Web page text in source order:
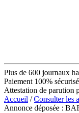
Plus de 600 journaux
Paiement 100% sécurisé
Attestation de parution
Accueil /Consulter les
Annonce déposée :